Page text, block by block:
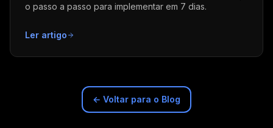
o passo a passo para implementar em 7 dias.
Ler artigo
← Voltar para o Blog